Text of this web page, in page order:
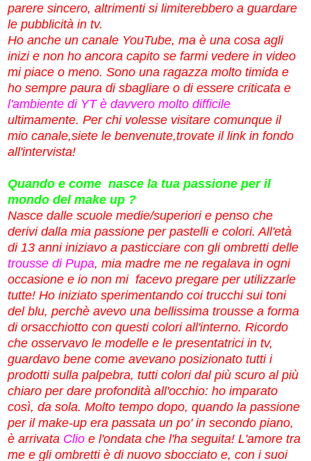
parere sincero, altrimenti si limiterebbero a guardare
le pubblicità in tv.
Ho anche un canale YouTube, ma è una cosa agli
inizi e non ho ancora capito se farmi vedere in video
mi piace o meno. Sono una ragazza molto timida e
ho sempre paura di sbagliare o di essere criticata e
l'ambiente di YT è davvero molto difficile
ultimamente. Per chi volesse visitare comunque il
mio canale,siete le benvenute,trovate il link in fondo
all'intervista!
Quando e come nasce la tua passione per il
mondo del make up ?
Nasce dalle scuole medie/superiori e penso che
derivi dalla mia passione per pastelli e colori. All'età
di 13 anni iniziavo a pasticciare con gli ombretti delle
trousse di Pupa, mia madre me ne regalava in ogni
occasione e io non mi facevo pregare per utilizzarle
tutte! Ho iniziato sperimentando coi trucchi sui toni
del blu, perchè avevo una bellissima trousse a forma
di orsacchiotto con questi colori all'interno. Ricordo
che osservavo le modelle e le presentatrici in tv,
guardavo bene come avevano posizionato tutti i
prodotti sulla palpebra, tutti colori dal più scuro al più
chiaro per dare profondità all'occhio: ho imparato
così, da sola. Molto tempo dopo, quando la passione
per il make-up era passata un po' in secondo piano,
è arrivata Clio e l'ondata che l'ha seguita! L'amore tra
me e gli ombretti è di nuovo sbocciato e, con i suoi